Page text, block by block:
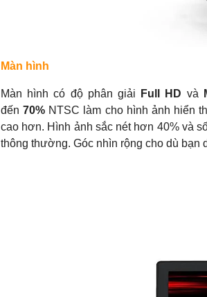
Giá 500.000Đ
MUA NGAY
Màn hình
Màn hình có độ phân giải Full HD và
đến70% NTSC làm cho hình ảnh hiển
cao hơn. Hình ảnh sắc nét hơn 40% và
thông thường. Góc nhìn rộng cho dù bạn